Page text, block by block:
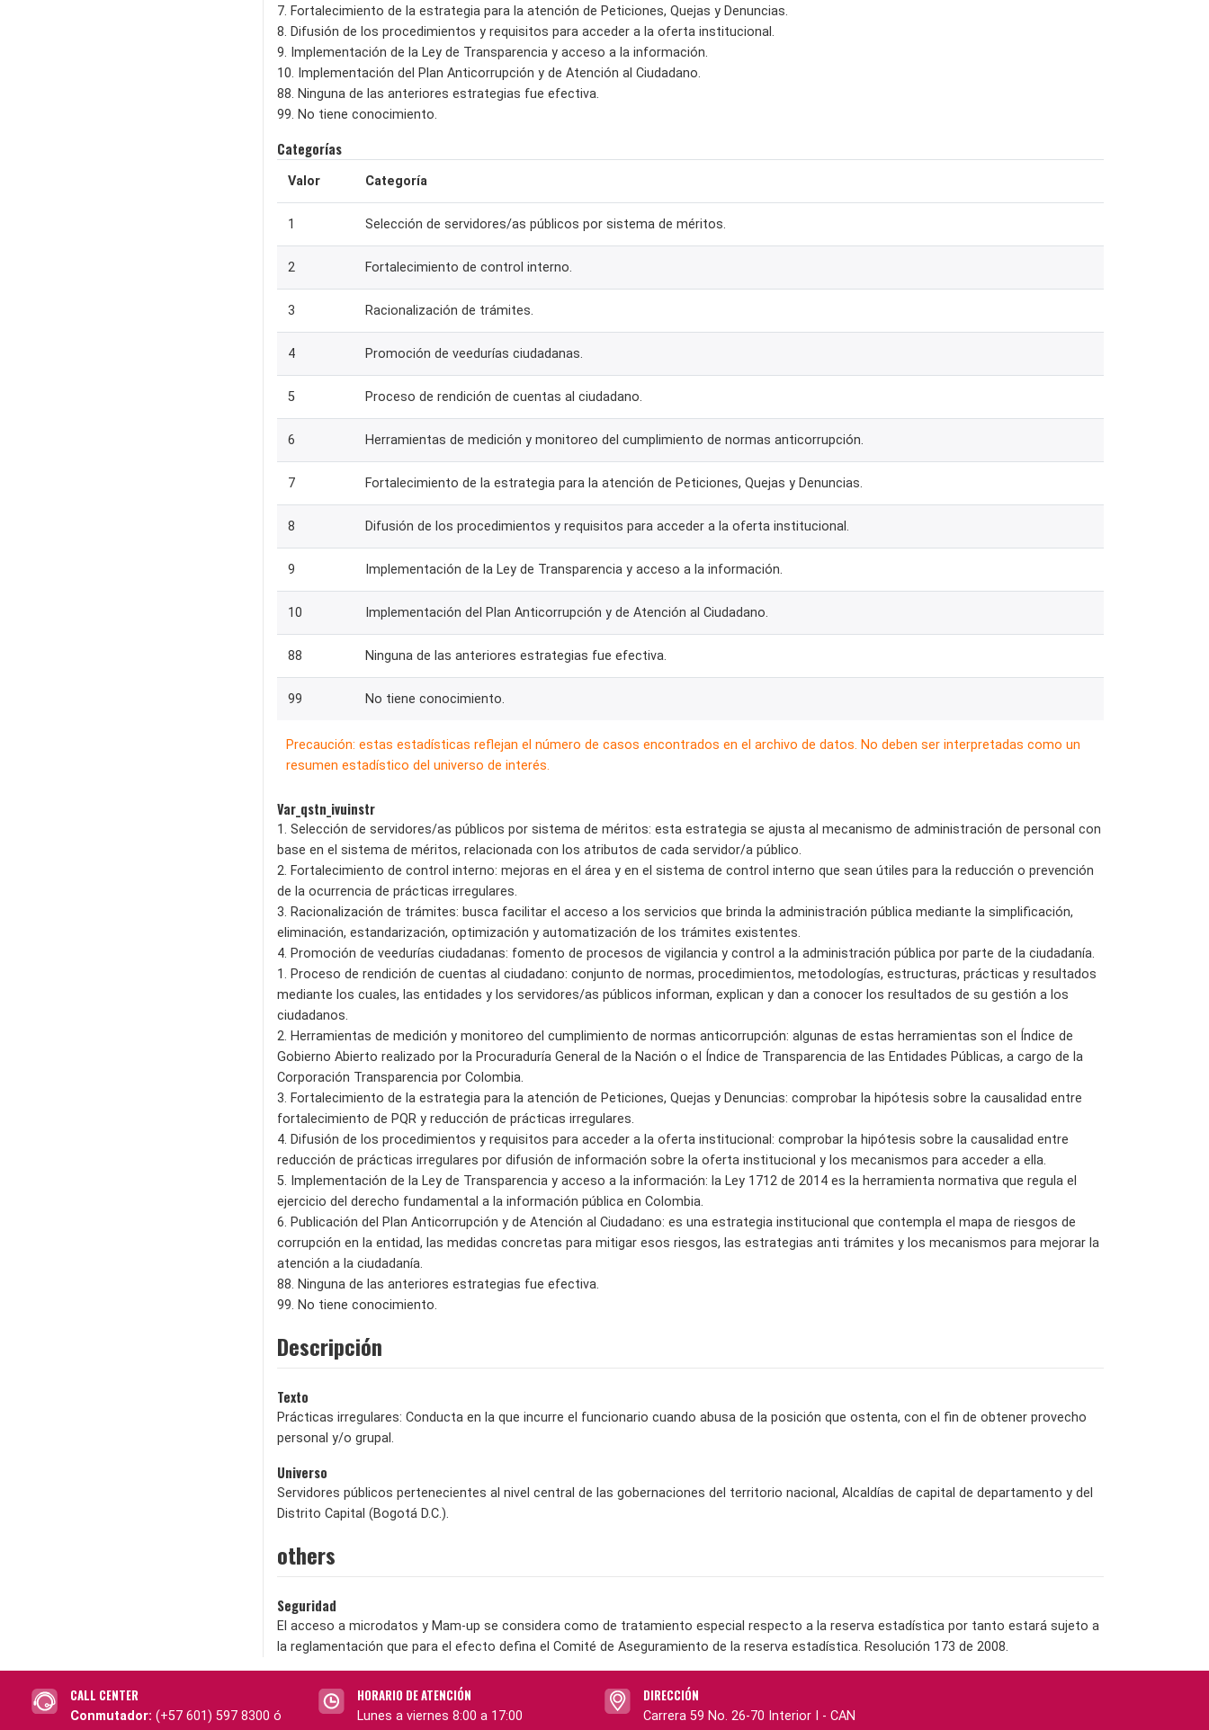
7. Fortalecimiento de la estrategia para la atención de Peticiones, Quejas y Denuncias.
8. Difusión de los procedimientos y requisitos para acceder a la oferta institucional.
9. Implementación de la Ley de Transparencia y acceso a la información.
10. Implementación del Plan Anticorrupción y de Atención al Ciudadano.
88. Ninguna de las anteriores estrategias fue efectiva.
99. No tiene conocimiento.
Categorías
Valor Categoría
1 Selección de servidores/as públicos por sistema de méritos.
2 Fortalecimiento de control interno.
3 Racionalización de trámites.
4 Promoción de veedurías ciudadanas.
5 Proceso de rendición de cuentas al ciudadano.
6 Herramientas de medición y monitoreo del cumplimiento de normas anticorrupción.
7 Fortalecimiento de la estrategia para la atención de Peticiones, Quejas y Denuncias.
8 Difusión de los procedimientos y requisitos para acceder a la oferta institucional.
9 Implementación de la Ley de Transparencia y acceso a la información.
10 Implementación del Plan Anticorrupción y de Atención al Ciudadano.
88 Ninguna de las anteriores estrategias fue efectiva.
99 No tiene conocimiento.
Precaución: estas estadísticas reflejan el número de casos encontrados en el archivo de datos. No deben ser interpretadas como un
resumen estadístico del universo de interés.
Var_qstn_ivuinstr
1. Selección de servidores/as públicos por sistema de méritos: esta estrategia se ajusta al mecanismo de administración de personal con
base en el sistema de méritos, relacionada con los atributos de cada servidor/a público.
2. Fortalecimiento de control interno: mejoras en el área y en el sistema de control interno que sean útiles para la reducción o prevención
de la ocurrencia de prácticas irregulares.
3. Racionalización de trámites: busca facilitar el acceso a los servicios que brinda la administración pública mediante la simplificación,
eliminación, estandarización, optimización y automatización de los trámites existentes.
4. Promoción de veedurías ciudadanas: fomento de procesos de vigilancia y control a la administración pública por parte de la ciudadanía.
1. Proceso de rendición de cuentas al ciudadano: conjunto de normas, procedimientos, metodologías, estructuras, prácticas y resultados
mediante los cuales, las entidades y los servidores/as públicos informan, explican y dan a conocer los resultados de su gestión a los
ciudadanos.
2. Herramientas de medición y monitoreo del cumplimiento de normas anticorrupción: algunas de estas herramientas son el Índice de
Gobierno Abierto realizado por la Procuraduría General de la Nación o el Índice de Transparencia de las Entidades Públicas, a cargo de la
Corporación Transparencia por Colombia.
3. Fortalecimiento de la estrategia para la atención de Peticiones, Quejas y Denuncias: comprobar la hipótesis sobre la causalidad entre
fortalecimiento de PQR y reducción de prácticas irregulares.
4. Difusión de los procedimientos y requisitos para acceder a la oferta institucional: comprobar la hipótesis sobre la causalidad entre
reducción de prácticas irregulares por difusión de información sobre la oferta institucional y los mecanismos para acceder a ella.
5. Implementación de la Ley de Transparencia y acceso a la información: la Ley 1712 de 2014 es la herramienta normativa que regula el
ejercicio del derecho fundamental a la información pública en Colombia.
6. Publicación del Plan Anticorrupción y de Atención al Ciudadano: es una estrategia institucional que contempla el mapa de riesgos de
corrupción en la entidad, las medidas concretas para mitigar esos riesgos, las estrategias anti trámites y los mecanismos para mejorar la
atención a la ciudadanía.
88. Ninguna de las anteriores estrategias fue efectiva.
99. No tiene conocimiento.
Descripción
Texto
Prácticas irregulares: Conducta en la que incurre el funcionario cuando abusa de la posición que ostenta, con el fin de obtener provecho
personal y/o grupal.
Universo
Servidores públicos pertenecientes al nivel central de las gobernaciones del territorio nacional, Alcaldías de capital de departamento y del
Distrito Capital (Bogotá D.C.).
others
Seguridad
El acceso a microdatos y Mam-up se considera como de tratamiento especial respecto a la reserva estadística por tanto estará sujeto a
la reglamentación que para el efecto defina el Comité de Aseguramiento de la reserva estadística. Resolución 173 de 2008.
CALL CENTER
Conmutador: (+57 601) 597 8300 ó
HORARIO DE ATENCIÓN
Lunes a viernes 8:00 a 17:00
DIRECCIÓN
Carrera 59 No. 26-70 Interior I - CAN